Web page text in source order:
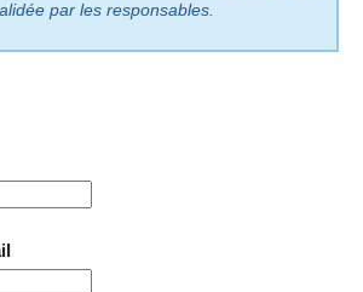
par les responsables.